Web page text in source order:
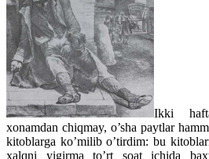
Ikki
xonamdan chiqmay, o’sha paytlar
kitoblarga ko’milib o’tirdim: bu
xalqni yigirma to’rt soat ichida